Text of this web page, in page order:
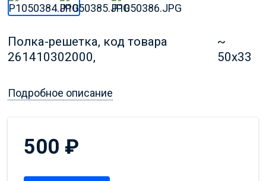
Полка-решетка, код товара
261410302000,
~
50x33
Подробное описание
500 ₽